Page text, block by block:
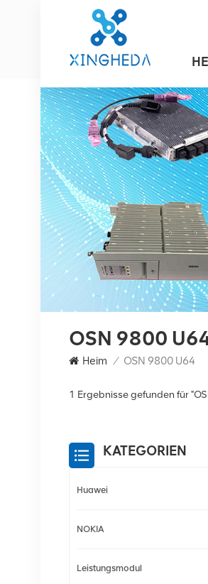
OSN 9800
Heim / OSN 9800 U64
1 Ergebnisse gefunden für
KATEGORIEN
Huawei
NOKIA
Leistungsmodul